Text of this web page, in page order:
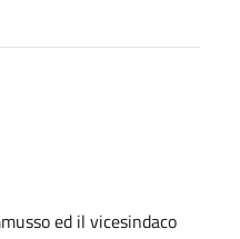
ed il vicesindaco